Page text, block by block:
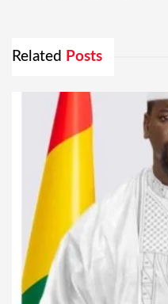
Related Posts